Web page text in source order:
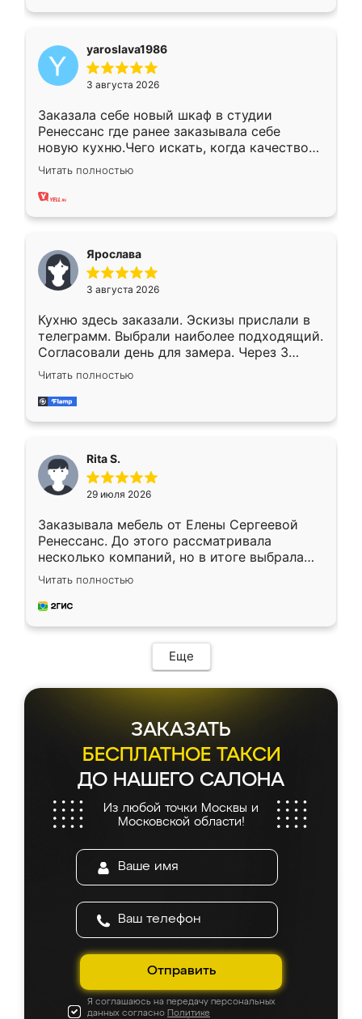
yaroslava1986
3 августа 2026
Заказала себе новый шкаф в студии
Ренессанс где ранее заказывала себе
новую кухню.Чего искать, когда качеством
вполне довольна. Служит кухня уже почти
два года, нареканий нет.
Читать полностью
Ярослава
3 августа 2026
Кухню здесь заказали. Эскизы прислали в
телеграмм. Выбрали наиболее подходящий.
Согласовали день для замера. Через 3
недели кухня была уже готова. Остались
довольны работой. Спасибо Ренессанс
мебель за качественную работу!
Читать полностью
Rita S.
29 июля 2026
Заказывала мебель от Елены Сергеевой
Ренессанс. До этого рассматривала
несколько компаний, но в итоге выбрала
эту. Сначала обговорили условия, потом
приехал замерщик, всё спокойно объяснил
и снял размеры. Изготовили в срок, с
мебель сразу встала на свое место без
каких-либо доработок. Качеством осталась
довольна, все выглядит так, как и ожидала.
Читать полностью
Еще
ЗАКАЗАТЬ
БЕСПЛАТНОЕ ТАКСИ
ДО НАШЕГО САЛОНА
Из любой точки Москвы и
Московской области!
Отправить
Я соглашаюсь на передачу персональных
данных согласно Политике